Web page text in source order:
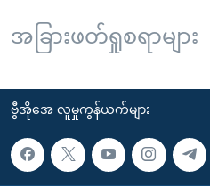
အခြားဖတ်ရှုစရာများ
ဗွီအိုအေ လူမှုကွန်ယက်များ